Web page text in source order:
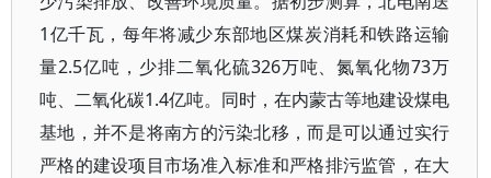
1亿千瓦，每年将减少东部地区煤炭消耗和铁路运输
量2.5亿吨，少排二氧化硫326万吨、氮氧化物73万
吨、二氧化碳1.4亿吨。同时，在内蒙古等地建设煤电
基地，并不是将南方的污染北移，而是可以通过实行
严格的建设项目市场准入标准和严格排污监管，在大